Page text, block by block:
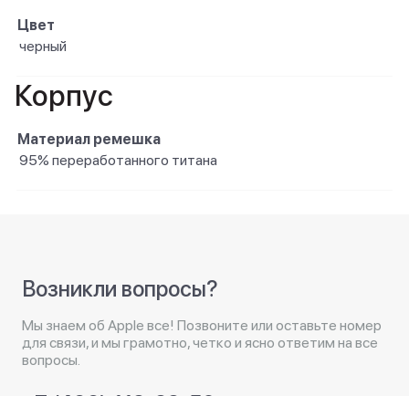
Цвет
черный
Корпус
Материал ремешка
95% переработанного титана
Возникли вопросы?
Мы знаем об Apple все! Позвоните или оставьте номер
для связи, и мы грамотно, четко и ясно ответим на все
вопросы.